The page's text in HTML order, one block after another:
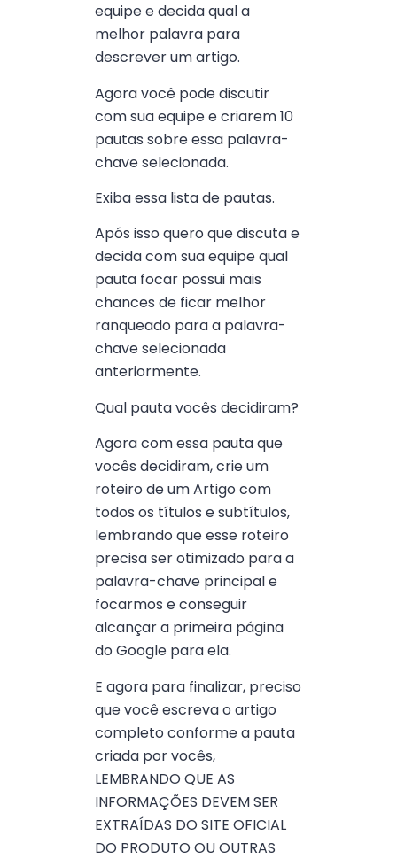
equipe e decida qual a
melhor palavra para
descrever um artigo.
Agora você pode discutir
com sua equipe e criarem 10
pautas sobre essa palavra-
chave selecionada.
Exiba essa lista de pautas.
Após isso quero que discuta e
decida com sua equipe qual
pauta focar possui mais
chances de ficar melhor
ranqueado para a palavra-
chave selecionada
anteriormente.
Qual pauta vocês decidiram?
Agora com essa pauta que
vocês decidiram, crie um
roteiro de um Artigo com
todos os títulos e subtítulos,
lembrando que esse roteiro
precisa ser otimizado para a
palavra-chave principal e
focarmos e conseguir
alcançar a primeira página
do Google para ela.
E agora para finalizar, preciso
que você escreva o artigo
completo conforme a pauta
criada por vocês,
LEMBRANDO QUE AS
INFORMAÇÕES DEVEM SER
EXTRAÍDAS DO SITE OFICIAL
DO PRODUTO OU OUTRAS